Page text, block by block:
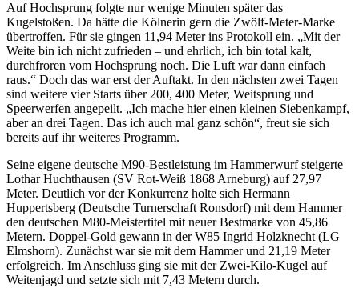
Auf Hochsprung folgte nur wenige Minuten später das
Kugelstoßen. Da hätte die Kölnerin gern die Zwölf-Meter-Marke
übertroffen. Für sie gingen 11,94 Meter ins Protokoll ein. „Mit der
Weite bin ich nicht zufrieden – und ehrlich, ich bin total kalt,
durchfroren vom Hochsprung noch. Die Luft war dann einfach
raus.“ Doch das war erst der Auftakt. In den nächsten zwei Tagen
sind weitere vier Starts über 200, 400 Meter, Weitsprung und
Speerwerfen angepeilt. „Ich mache hier einen kleinen Siebenkampf,
aber an drei Tagen. Das ich auch mal ganz schön“, freut sie sich
bereits auf ihr weiteres Programm.
Seine eigene deutsche M90-Bestleistung im Hammerwurf steigerte
Lothar Huchthausen (SV Rot-Weiß 1868 Arneburg) auf 27,97
Meter. Deutlich vor der Konkurrenz holte sich Hermann
Huppertsberg (Deutsche Turnerschaft Ronsdorf) mit dem Hammer
den deutschen M80-Meistertitel mit neuer Bestmarke von 45,86
Metern. Doppel-Gold gewann in der W85 Ingrid Holzknecht (LG
Elmshorn). Zunächst war sie mit dem Hammer und 21,19 Meter
erfolgreich. Im Anschluss ging sie mit der Zwei-Kilo-Kugel auf
Weitenjagd und setzte sich mit 7,43 Metern durch.